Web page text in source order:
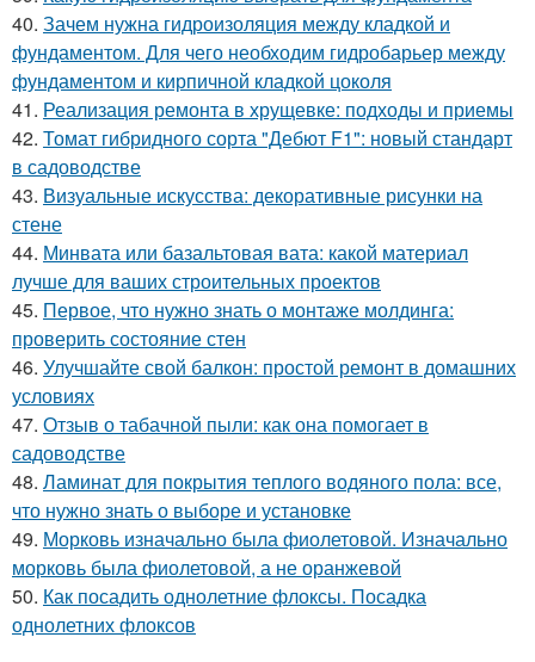
40. Зачем нужна гидроизоляция между кладкой и
фундаментом. Для чего необходим гидробарьер между
фундаментом и кирпичной кладкой цоколя
41. Реализация ремонта в хрущевке: подходы и приемы
42. Томат гибридного сорта "Дебют F1": новый стандарт
в садоводстве
43. Визуальные искусства: декоративные рисунки на
стене
44. Минвата или базальтовая вата: какой материал
лучше для ваших строительных проектов
45. Первое, что нужно знать о монтаже молдинга:
проверить состояние стен
46. Улучшайте свой балкон: простой ремонт в домашних
условиях
47. Отзыв о табачной пыли: как она помогает в
садоводстве
48. Ламинат для покрытия теплого водяного пола: все,
что нужно знать о выборе и установке
49. Морковь изначально была фиолетовой. Изначально
морковь была фиолетовой, а не оранжевой
50. Как посадить однолетние флоксы. Посадка
однолетних флоксов